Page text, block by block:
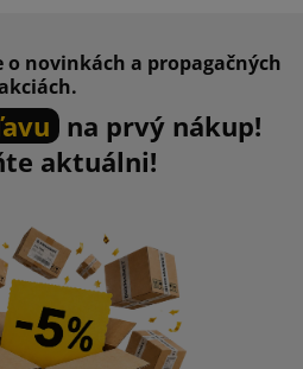
novinkách a propagačných
na prvý nákup!
aktuálni!